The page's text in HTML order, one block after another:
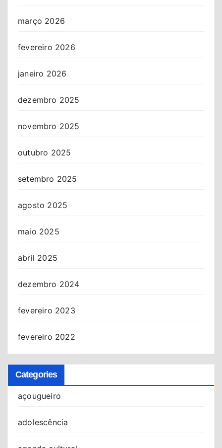
março 2026
fevereiro 2026
janeiro 2026
dezembro 2025
novembro 2025
outubro 2025
setembro 2025
agosto 2025
maio 2025
abril 2025
dezembro 2024
fevereiro 2023
fevereiro 2022
Categories
açougueiro
adolescência